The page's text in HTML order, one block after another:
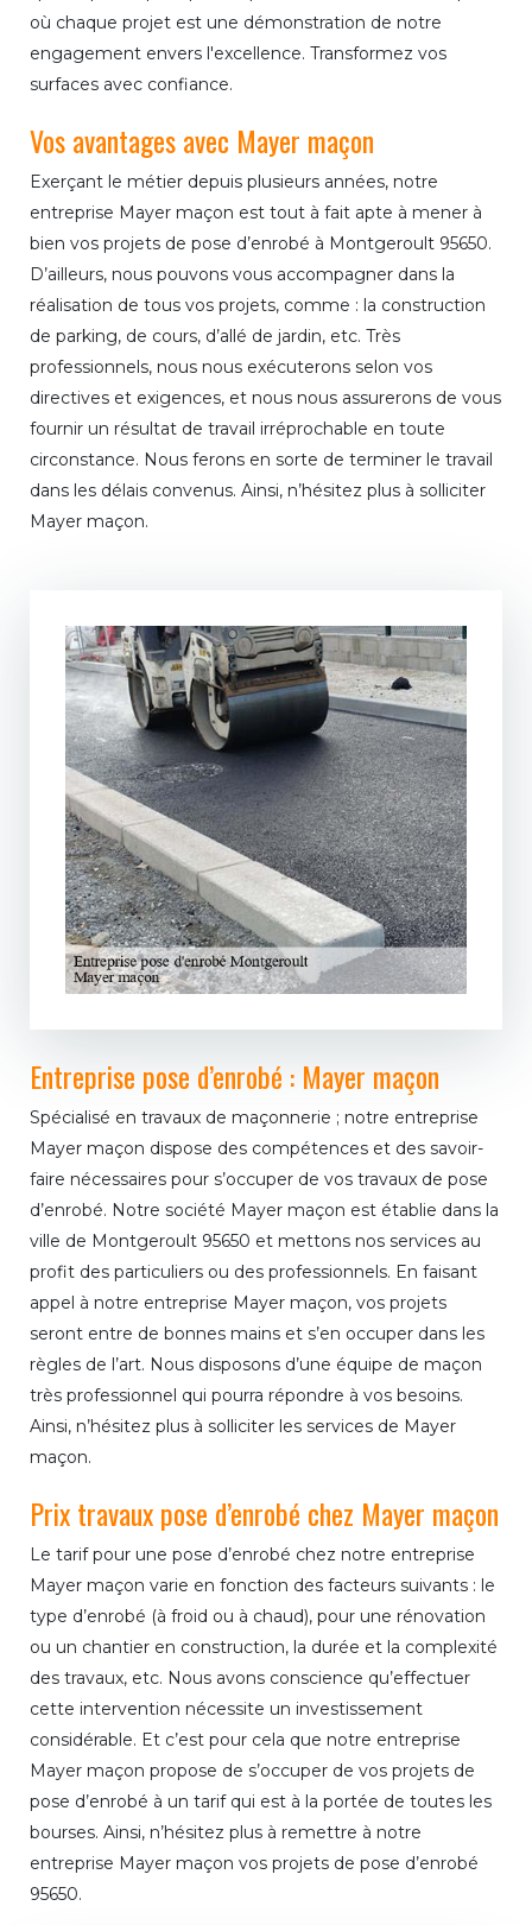
où chaque projet est une démonstration de notre
engagement envers l'excellence. Transformez vos
surfaces avec confiance.
Vos avantages avec Mayer maçon
Exerçant le métier depuis plusieurs années, notre
entreprise Mayer maçon est tout à fait apte à mener à
bien vos projets de pose d’enrobé à Montgeroult 95650.
D’ailleurs, nous pouvons vous accompagner dans la
réalisation de tous vos projets, comme : la construction
de parking, de cours, d’allé de jardin, etc. Très
professionnels, nous nous exécuterons selon vos
directives et exigences, et nous nous assurerons de vous
fournir un résultat de travail irréprochable en toute
circonstance. Nous ferons en sorte de terminer le travail
dans les délais convenus. Ainsi, n’hésitez plus à solliciter
Mayer maçon.
Entreprise pose d’enrobé : Mayer maçon
Spécialisé en travaux de maçonnerie ; notre entreprise
Mayer maçon dispose des compétences et des savoir-
faire nécessaires pour s’occuper de vos travaux de pose
d’enrobé. Notre société Mayer maçon est établie dans la
ville de Montgeroult 95650 et mettons nos services au
profit des particuliers ou des professionnels. En faisant
appel à notre entreprise Mayer maçon, vos projets
seront entre de bonnes mains et s’en occuper dans les
règles de l’art. Nous disposons d’une équipe de maçon
très professionnel qui pourra répondre à vos besoins.
Ainsi, n’hésitez plus à solliciter les services de Mayer
maçon.
Prix travaux pose d’enrobé chez Mayer maçon
Le tarif pour une pose d’enrobé chez notre entreprise
Mayer maçon varie en fonction des facteurs suivants : le
type d’enrobé (à froid ou à chaud), pour une rénovation
ou un chantier en construction, la durée et la complexité
des travaux, etc. Nous avons conscience qu’effectuer
cette intervention nécessite un investissement
considérable. Et c’est pour cela que notre entreprise
Mayer maçon propose de s’occuper de vos projets de
pose d’enrobé à un tarif qui est à la portée de toutes les
bourses. Ainsi, n’hésitez plus à remettre à notre
entreprise Mayer maçon vos projets de pose d’enrobé
95650.